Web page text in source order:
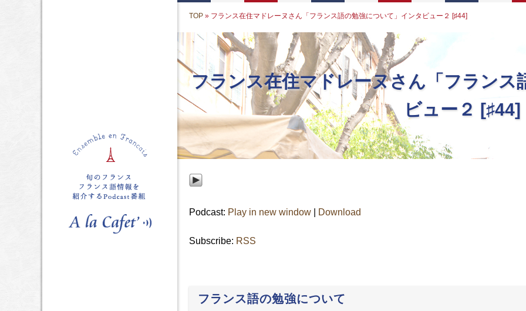
TOP » フランス在住マドレーヌさん「フランス語の勉強について」インタビュー２ [♯44]
フランス在住マドレーヌさん「フランス
ビュー２ [♯44]
Podcast: Play in new window Download
Subscribe: RSS
フランス語の勉強について